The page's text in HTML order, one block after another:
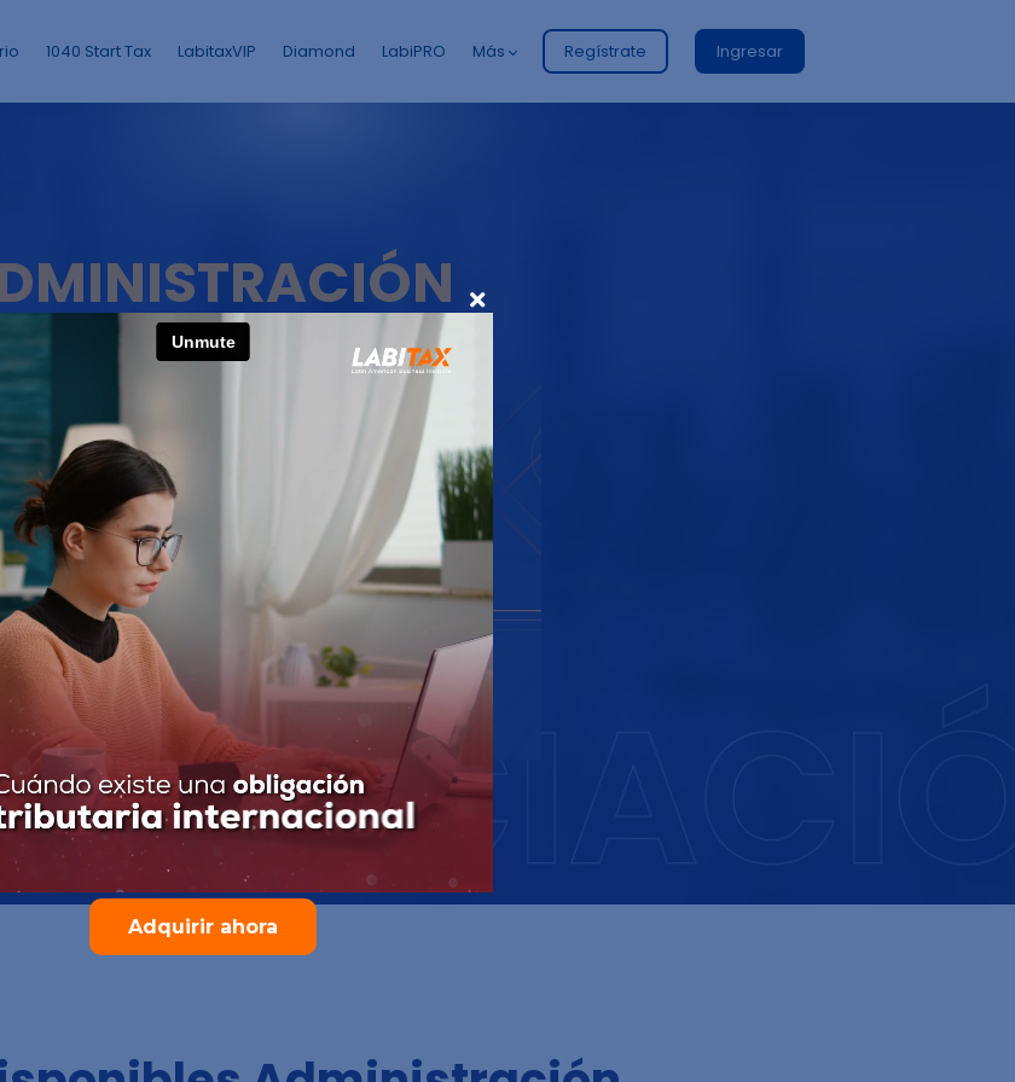
1040 Start Tax LabitaxVIP Diamond LabiPRO Más Regístrate Ingresar
Adquirir ahora